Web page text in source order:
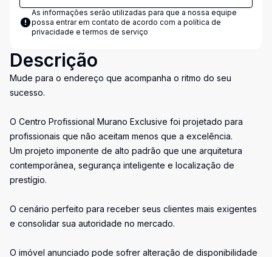
As informações serão utilizadas para que a nossa equipe
possa entrar em contato de acordo com a política de
privacidade e termos de serviço
Descrição
Mude para o endereço que acompanha o ritmo do seu
sucesso.
O Centro Profissional Murano Exclusive foi projetado para
profissionais que não aceitam menos que a excelência.
Um projeto imponente de alto padrão que une arquitetura
contemporânea, segurança inteligente e localização de
prestígio.
O cenário perfeito para receber seus clientes mais exigentes
e consolidar sua autoridade no mercado.
O imóvel anunciado pode sofrer alteração de disponibilidade